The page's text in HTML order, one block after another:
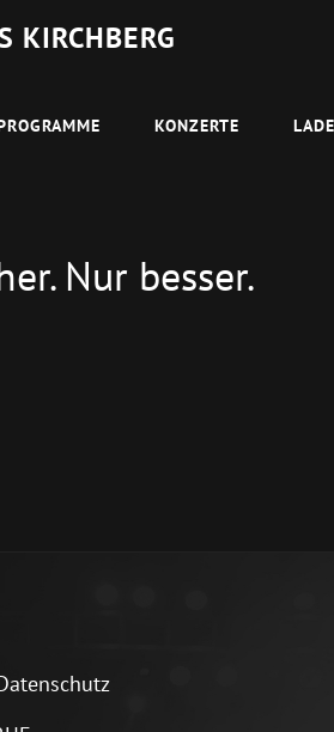
KIRCHBERG
KONZERTE
Nur besser.